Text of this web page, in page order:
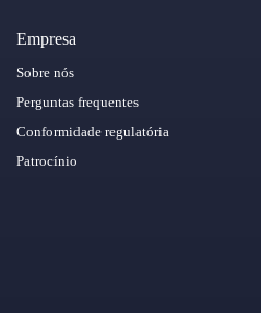
Empresa
Sobre nós
Perguntas frequentes
Conformidade regulatória
Patrocínio